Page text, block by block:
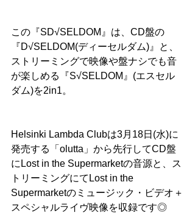
この『SD√SELDOM』は、CD盤の
『D√SELDOM(ディーセルダム)』と、
ストリーミングで映像や盤ナシでも音
が楽しめる『S√SELDOM』(エスセル
ダム)を2in1。
Helsinki Lambda Clubは3月18日(水)に
発売する「olutta」から先行してCD盤
にLost in the Supermarketの音源と、ス
トリーミングにてLost in the
Supermarketのミュージック・ビデオ＋
スペシャルライヴ映像を収録です◎